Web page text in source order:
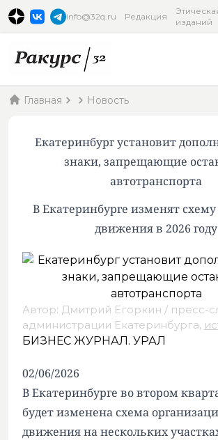
info@32q.ru Редакция
изданий
Главная Новость
Екатеринбург установит
знаки, запрещающие
автотранспорта
В Екатеринбурге изменят
движения в 2026 году
Автор: Дмитрий Егоркин / пресс-
администрации Екатеринбурга,
БИЗНЕС ЖУРНАЛ. УРАЛ
02/06/2026
В Екатеринбурге во втором
будет изменена схема
движения на нескольких